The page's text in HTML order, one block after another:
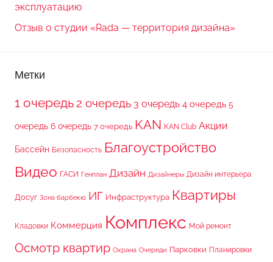
эксплуатацию
Отзыв о студии «Rada — территория дизайна»
Метки
1 очередь2 очередь 3 очередь 4 очередь 5
очередь 6 очередь 7 очередь KAN KAN Club Акции
Бассейн Безопасность Благоустройство
Видео ГАСИ Генплан Дизайн Дизайнеры Дизайн интерьера
Досуг Зона барбекю ИГ Инфраструктура Квартиры
Кладовки Коммерция Комплекс Мой ремонт
Осмотр квартир Охрана Очереди Парковки Планировки